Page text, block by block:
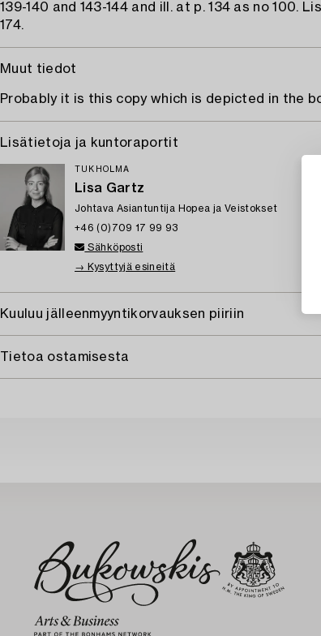
139-140 and 143-144 and ill. at p. 134 as no 100.
174.
Muut tiedot
Probably it is this copy which is depicted in the
Lisätietoja ja kuntoraportit
TUKHOLMA
Lisa Gartz
Johtava Asiantuntija Hopea ja Veistokset
+46 (0)709 17 99 93
Sähköposti
→ Kysyttyjä esineitä
Kuuluu jälleenmyyntikorvauksen piiriin
Tietoa ostamisesta